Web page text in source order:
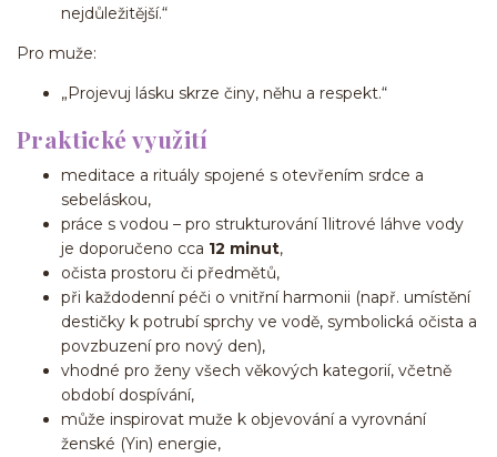
nejdůležitější.“
Pro muže:
„Projevuj lásku skrze činy, něhu a respekt.“
Praktické využití
meditace a rituály spojené s otevřením srdce a
sebeláskou,
práce s vodou – pro strukturování 1litrové láhve vody
je doporučeno cca 12 minut,
očista prostoru či předmětů,
při každodenní péči o vnitřní harmonii (např. umístění
destičky k potrubí sprchy ve vodě, symbolická očista a
povzbuzení pro nový den),
vhodné pro ženy všech věkových kategorií, včetně
období dospívání,
může inspirovat muže k objevování a vyrovnání
ženské (Yin) energie,